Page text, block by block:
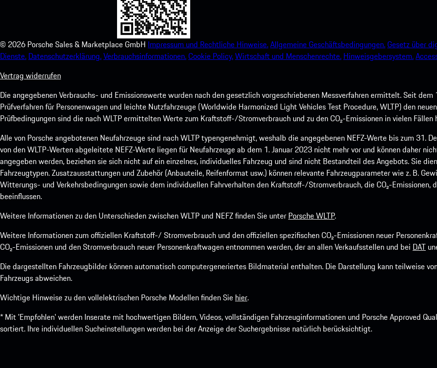
© 2026 Porsche Sales & Marketplace GmbH Impressum und Rechtliche Hinweise.Allgemeine Geschäftsbedingungen.Gesetz über
Dienste. Datenschutzerklärung.Verbrauchsinformationen.Cookie Policy.Wirtschaft und Menschenrechte. Hinweisgebersystem.
Vertrag widerrufen
Die angegebenen Verbrauchs- und Emissionswerte wurden nach den gesetzlich vorgeschriebenen Messverfahren ermittelt. Seit
Prüfverfahren für Personenwagen und leichte Nutzfahrzeuge (Worldwide Harmonized Light Vehicles Test Procedure, WLTP) den
Prüfbedingungen sind die nach WLTP ermittelten Werte zum Kraftstoff-/Stromverbrauch und zu den CO₂-Emissionen in vielen
Alle von Porsche angebotenen Neufahrzeuge sind nach WLTP typengenehmigt, weshalb die angegebenen NEFZ-Werte bis zum 31.
von den WLTP-Werten abgeleitete NEFZ-Werte liegen für Neufahrzeuge ab dem 1. Januar 2023 nicht mehr vor und können daher
angegeben werden, beziehen sie sich nicht auf ein einzelnes, individuelles Fahrzeug und sind nicht Bestandteil des Angebots. Sie
Fahrzeugtypen. Zusatzausstattungen und Zubehör (Anbauteile, Reifenformat usw.) können relevante Fahrzeugparameter wie z. B.
Witterungs- und Verkehrsbedingungen sowie dem individuellen Fahrverhalten den Kraftstoff-/Stromverbrauch, die CO₂-Emissionen,
beeinflussen.
Weitere Informationen zu den Unterschieden zwischen WLTP und NEFZ finden Sie unter Porsche WLTP.
Weitere Informationen zum offiziellen Kraftstoff-/ Stromverbrauch und den offiziellen spezifischen CO₂-Emissionen neuer
CO₂-Emissionen und den Stromverbrauch neuer Personenkraftwagen entnommen werden, der an allen Verkaufsstellen und bei DAT
Die dargestellten Fahrzeugbilder können automatisch computergeneriertes Bildmaterial enthalten. Die Darstellung kann teilweise
Fahrzeugs abweichen.
Wichtige Hinweise zu den vollelektrischen Porsche Modellen finden Sie hier.
* Mit 'Empfohlen' werden Inserate mit hochwertigen Bildern, Videos, vollständigen Fahrzeuginformationen und Porsche Approved
sortiert. Ihre individuellen Sucheinstellungen werden bei der Anzeige der Suchergebnisse natürlich berücksichtigt.